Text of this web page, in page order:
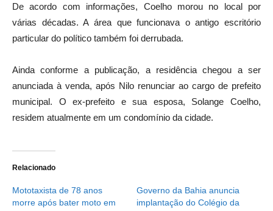
De acordo com informações, Coelho morou no local por
várias décadas. A área que funcionava o antigo escritório
particular do político também foi derrubada.
Ainda conforme a publicação, a residência chegou a ser
anunciada à venda, após Nilo renunciar ao cargo de prefeito
municipal. O ex-prefeito e sua esposa, Solange Coelho,
residem atualmente em um condomínio da cidade.
Relacionado
Mototaxista de 78 anos
morre após bater moto em
Governo da Bahia anuncia
implantação do Colégio da